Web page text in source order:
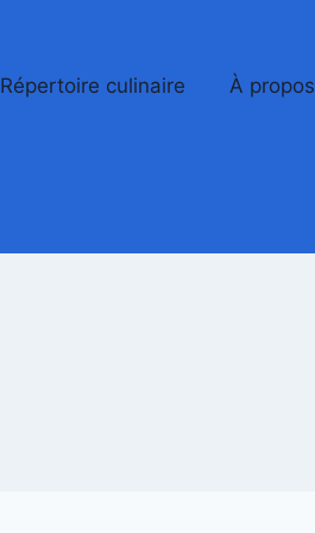
Répertoire culinaire À propos